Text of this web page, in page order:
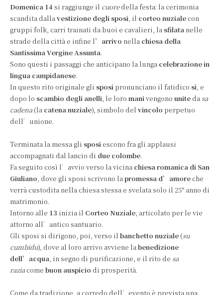
Domenica 14 si raggiunge il cuoredella festa: la cerimonia
scandita dalla vestizione degli sposi , il corteo nuzialecon
gruppi folk, carri trainati da buoi e cavalieri, la sfilata nelle
strade della città e infine l’arrivo nella chiesa della
Santissima Vergine Assunta.
Sono questi i passaggi che anticipano la lunga celebrazione in
lingua campidanese.
In questo rito originale gli sposi pronunciano il fatidico sì , e
dopo lo scambio degli anelli , le loro mani vengono uniteda sa
cadena (la catena nuziale), simbolo del vincolo perpetuo
dell’unione.
Terminata la messa gli sposi escono fra gli applausi
accompagnati dal lancio di due colombe.
Fa seguito così l’avvio verso la vicina chiesa romanica di San
Giuliano , dove gli sposi scrivono la promessa d’amoreche
verrà custodita nella chiesa stessa e svelata solo il 25° anno di
matrimonio.
Intorno alle 13 inizia il Corteo Nuziale , articolato per le vie
attorno all’antico santuario.
Gli sposi si dirigono, poi, verso il banchetto nuziale (su
cumbidu), dove al loro arrivo avviene la benedizione
dell’acqua , in segno di purificazione, e il rito de sa
raziacome buon auspicio di prosperità.
Come da tradizione, a corredo dell’evento è prevista una